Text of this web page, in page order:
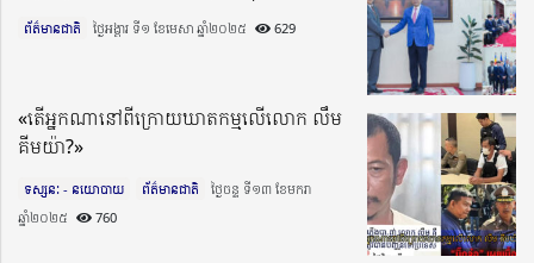
ព័ត៌មានជាតិ ថ្ងៃអង្គារ ទី១ ខែមេសា ឆ្នាំ២០២៥​ 629
«តើអ្នកណានៅពីក្រោយឃាតកម្មលើលោក លឹម
គីមយ៉ា?»
ទស្សនៈ - នយោបាយ ព័ត៌មានជាតិ
ថ្ងៃចន្ទ ទី១៣ ខែមករា
ឆ្នាំ២០២៥​
760